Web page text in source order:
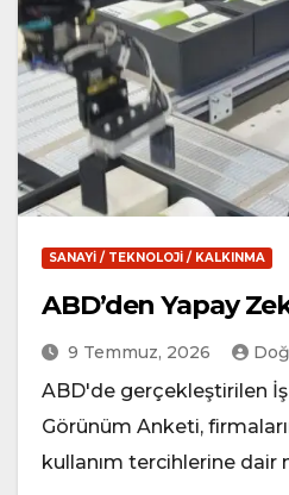
SANAYI / TEKNOLOJI / KALKINMA
ABD’den Yapay
9 Temmuz, 2026
ABD'de gerçekleştirilen
Görünüm Anketi,
kullanım tercihlerine dair